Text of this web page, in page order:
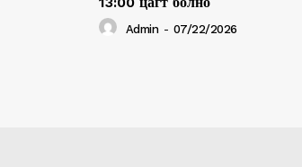
Admin - 07/22/2026